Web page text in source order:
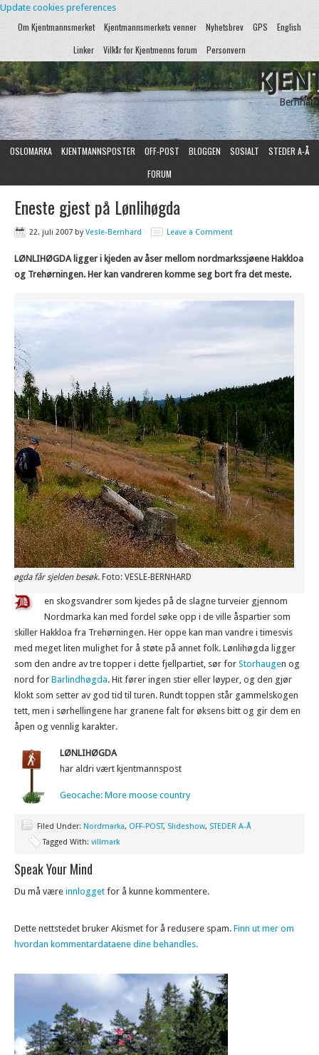
Update cookies preferences
Om Kjentmannsmerket Kjentmannsmerkets venner Nyhetsbrev GPS
English
Linker
Vilkår for Kjentmenns forum Personvern
OSLOMARKA KJENTMANNSPOSTER OFF-POST BLOGGEN SOSIALT
STEDER A-Å
FORUM
Eneste gjest på Lønlihøgda
22. juli 2007 byVesle-Bernhard Leave a Comment
LØNLIHØGDA ligger i kjeden av åser mellom nordmarkssjøene Hakkloa
og Trehørningen. Her kan vandreren komme seg bort fra det meste.
får sjelden besøk. Foto: VESLE-BERNHARD
en skogsvandrer som kjedes på de slagne turveier gjennom
Nordmarka kan med fordel søke opp i de ville åspartier som
skiller Hakkloa fra Trehørningen. Her oppe kan man vandre i timesvis
med meget liten mulighet for å støte på annet folk. Lønlihøgda ligger
som den andre av tre topper i dette fjellpartiet, sør for Storhaugen og
nord for Barlindhøgda. Hit fører ingen stier eller løyper, og den gjør
klokt som setter av god tid til turen. Rundt toppen står gammelskogen
tett, men i sørhellingene har granene falt for øksens bitt og gir dem en
åpen og vennlig karakter.
LØNLIHØGDA
har aldri vært kjentmannspost
Geocache: More moose country
Filed Under: Nordmarka, OFF-POST, Slideshow, STEDER A-Å
Tagged With: villmark
Speak Your Mind
Du må være innlogget for å kunne kommentere.
Dette nettstedet bruker Akismet for å redusere spam. Finn ut mer om
hvordan kommentardataene dine behandles.